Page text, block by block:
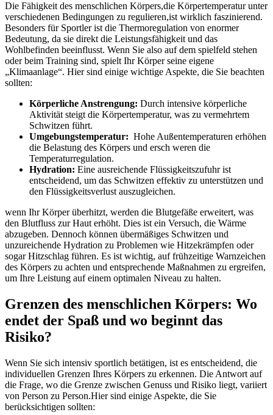
Die Fähigkeit des menschlichen ‍Körpers,die Körpertemperatur ‍unter
verschiedenen ‌Bedingungen zu regulieren,ist wirklich faszinierend.
⁣Besonders für Sportler ist die Thermoregulation von ⁢enormer
⁢Bedeutung, da sie ​direkt die Leistungsfähigkeit und‌ das
Wohlbefinden beeinflusst. Wenn Sie‍ also‍ auf dem spielfeld stehen
oder beim Training sind, ⁣spielt Ihr Körper seine eigene‍
„Klimaanlage“. Hier sind einige wichtige​ Aspekte, die Sie⁤ beachten
sollten:
Körperliche Anstrengung: Durch ‌intensive körperliche
Aktivität steigt die Körpertemperatur, was ⁣zu vermehrtem
Schwitzen ⁢führt.
Umgebungstemperatur: ⁣ Hohe⁢ Außentemperaturen erhöhen
die ⁤Belastung des Körpers und ersch ​weren ⁢die
Temperaturregulation.
Hydration: Eine ausreichende ​Flüssigkeitszufuhr ist
entscheidend, um⁢ das Schwitzen effektiv zu unterstützen und
⁣den Flüssigkeitsverlust auszugleichen.
wenn Ihr Körper überhitzt, werden die Blutgefäße erweitert, was
den Blutfluss zur Haut erhöht. Dies ist ein ⁤Versuch, die Wärme‍
abzugeben. Dennoch ⁢können⁢ übermäßiges Schwitzen und‌
unzureichende ‌Hydration zu Problemen wie Hitzekrämpfen oder
sogar ‍Hitzschlag führen. ​Es ist wichtig, auf frühzeitige Warnzeichen ​
des Körpers zu⁤ achten ⁤und entsprechende Maßnahmen ‌zu ergreifen,
um ​Ihre Leistung​ auf einem optimalen Niveau‍ zu halten.
Grenzen des menschlichen Körpers: Wo
endet der‍ Spaß und wo beginnt⁣ das
⁤Risiko?
Wenn ⁢Sie sich ⁤intensiv ⁤sportlich betätigen,⁤ ist ⁢es​ entscheidend, die ​
individuellen Grenzen Ihres Körpers⁤ zu erkennen. Die Antwort ⁢auf
die Frage, wo die‌ Grenze​ zwischen Genuss und ‍Risiko liegt, variiert
von ‍Person ⁣zu Person.Hier sind ​einige Aspekte,‍ die Sie
‍berücksichtigen sollten: